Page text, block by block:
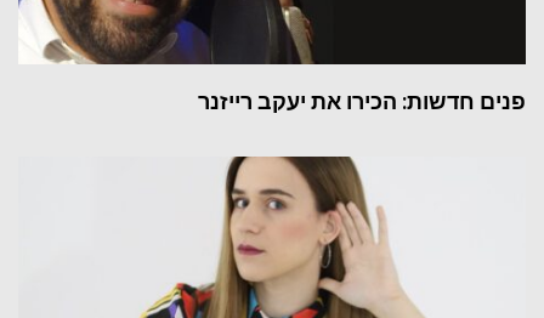
פנים חדשות: הכירו את יעקב רייזנר